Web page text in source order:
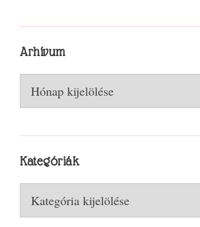
Arhívum
Arhívum
Kategóriák
Kategóriák